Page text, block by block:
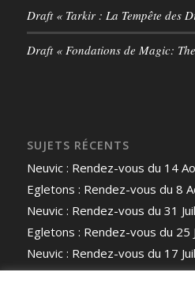
Draft « Tarkir : La Tempête des
Draft « Fondations de Magic:
SUJETS RÉCENTS
Neuvic : Rendez-vous du 14
Egletons : Rendez-vous du 8
Neuvic : Rendez-vous du 31
Egletons : Rendez-vous du 25
Neuvic : Rendez-vous du 17